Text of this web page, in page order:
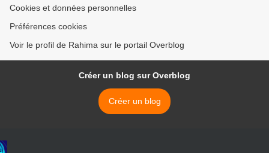
Cookies et données personnelles
Préférences cookies
Voir le profil de Rahima sur le portail Overblog
Créer un blog sur Overblog
Créer un blog